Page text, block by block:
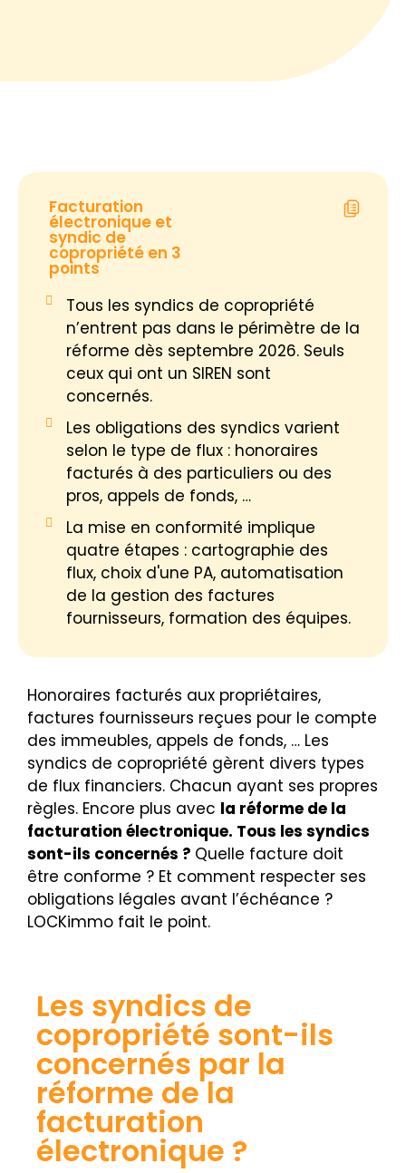
Facturation
électronique et
syndic de
copropriété en 3
points
Tous les syndics de copropriété
n’entrent pas dans le périmètre de la
réforme dès septembre 2026. Seuls
ceux qui ont un SIREN sont
concernés.
Les obligations des syndics varient
selon le type de flux : honoraires
facturés à des particuliers ou des
pros, appels de fonds, …
La mise en conformité implique
quatre étapes : cartographie des
flux, choix d'une PA, automatisation
de la gestion des factures
fournisseurs, formation des équipes.
Honoraires facturés aux propriétaires,
factures fournisseurs reçues pour le compte
des immeubles, appels de fonds, … Les
syndics de copropriété gèrent divers types
de flux financiers. Chacun ayant ses propres
règles. Encore plus avec la réforme de la
facturation électronique. Tous les syndics
sont-ils concernés ? Quelle facture doit
être conforme ? Et comment respecter ses
obligations légales avant l’échéance ?
LOCKimmo fait le point.
Les syndics de
copropriété sont-ils
concernés par la
réforme de la
facturation
électronique ?